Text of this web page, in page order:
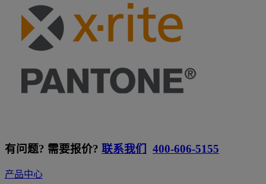
有问题? 需要报价? 联系我们 400-606-5155
产品中心